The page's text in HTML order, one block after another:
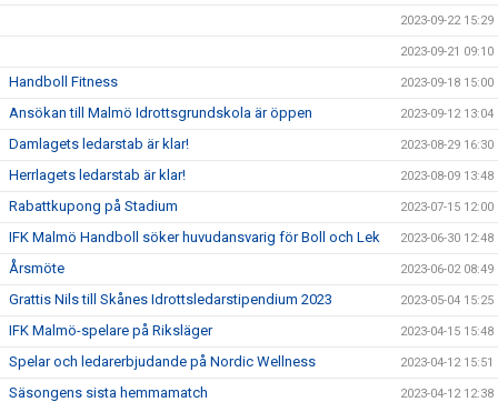
2023-09-22 15:29
2023-09-21 09:10
Handboll Fitness 2023-09-18 15:00
Ansökan till Malmö Idrottsgrundskola är öppen 2023-09-12 13:04
Damlagets ledarstab är klar! 2023-08-29 16:30
Herrlagets ledarstab är klar! 2023-08-09 13:48
Rabattkupong på Stadium 2023-07-15 12:00
IFK Malmö Handboll söker huvudansvarig för Boll och Lek 2023-06-30 12:48
Årsmöte 2023-06-02 08:49
Grattis Nils till Skånes Idrottsledarstipendium 2023 2023-05-04 15:25
IFK Malmö-spelare på Riksläger 2023-04-15 15:48
Spelar och ledarerbjudande på Nordic Wellness 2023-04-12 15:51
Säsongens sista hemmamatch 2023-04-12 12:38